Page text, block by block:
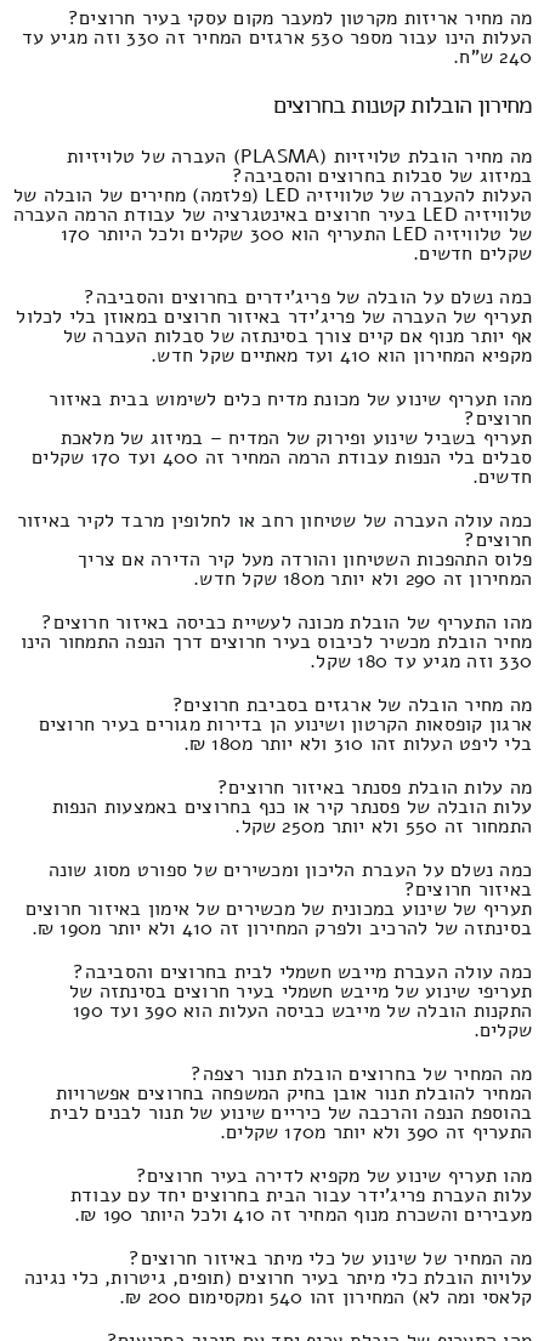
מה מחיר אריזות מקרטון למעבר מקום עסקי בעיר חרוצים?
העלות הינו עבור מספר 530 ארגזים המחיר זה 330 וזה מגיע עד
240 ש"ח.
מחירון הובלות קטנות בחרוצים
מה מחיר הובלת טלויזיות (PLASMA) העברה של טלויזיות
במיזוג של סבלות בחרוצים והסביבה?
העלות להעברה של טלוויזיה LED (פלזמה) מחירים של הובלה של
טלוויזיה LED בעיר חרוצים באינטגרציה של עבודת הרמה העברה
של טלוויזיה LED התעריף הוא 300 שקלים ולכל היותר 170
שקלים חדשים.
כמה נשלם על הובלה של פריג'ידרים בחרוצים והסביבה?
תעריף של העברה של פריג'ידר באיזור חרוצים במאוזן בלי לכלול
אף יותר מנוף אם קיים צורך בסינתזה של סבלות העברה של
מקפיא המחירון הוא 410 ועד מאתיים שקל חדש.
מהו תעריף שינוע של מכונת מדיח כלים לשימוש בבית באיזור
חרוצים?
תעריף בשביל שינוע ופירוק של המדיח – במיזוג של מלאכת
סבלים בלי הנפות עבודת הרמה המחיר זה 400 ועד 170 שקלים
חדשים.
כמה עולה העברה של שטיחון רחב או לחלופין מרבד לקיר באיזור
חרוצים?
פלוס התהפכות השטיחון והורדה מעל קיר הדירה אם צריך
המחירון זה 290 ולא יותר מ180 שקל חדש.
מהו התעריף של הובלת מכונה לעשיית כביסה באיזור חרוצים?
מחיר הובלת מכשיר לכיבוס בעיר חרוצים דרך הנפה התמחור הינו
330 וזה מגיע עד 180 שקל.
מה מחיר הובלה של ארגזים בסביבת חרוצים?
ארגון קופסאות הקרטון ושינוע הן בדירות מגורים בעיר חרוצים
בלי ליפט העלות זהו 310 ולא יותר מ180 ₪.
מה עלות הובלת פסנתר באיזור חרוצים?
עלות הובלה של פסנתר קיר או כנף בחרוצים באמצעות הנפות
התמחור זה 550 ולא יותר מ250 שקל.
כמה נשלם על העברת הליכון ומכשירים של ספורט מסוג שונה
באיזור חרוצים?
תעריף של שינוע במכונית של מכשירים של אימון באיזור חרוצים
בסינתזה של להרכיב ולפרק המחירון זה 410 ולא יותר מ190 ₪.
כמה עולה העברת מייבש חשמלי לבית בחרוצים והסביבה?
תעריפי שינוע של מייבש חשמלי בעיר חרוצים בסינתזה של
התקנות הובלה של מייבש כביסה העלות הוא 390 ועד 190
שקלים.
מה המחיר של בחרוצים הובלת תנור רצפה?
המחיר להובלת תנור אובן בחיק המשפחה בחרוצים אפשרויות
בהוספת הנפה והרכבה של כיריים שינוע של תנור לבנים לבית
התעריף זה 390 ולא יותר מ170 שקלים.
מהו תעריף שינוע של מקפיא לדירה בעיר חרוצים?
עלות העברת פריג'ידר עבור הבית בחרוצים יחד עם עבודת
מעבירים והשכרת מנוף המחיר זה 410 ולכל היותר 190 ₪.
מה המחיר של שינוע של כלי מיתר באיזור חרוצים?
עלויות הובלת כלי מיתר בעיר חרוצים (תופים, גיטרות, כלי נגינה
קלאסי ומה לא) המחירון זהו 540 ומקסימום 200 ₪.